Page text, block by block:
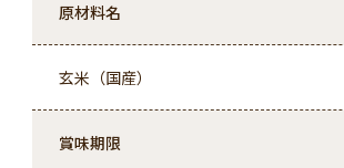
原材料名
玄米（国産）
賞味期限